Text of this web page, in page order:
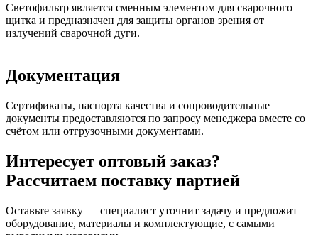
Светофильтр является сменным элементом для сварочного
щитка и предназначен для защиты органов зрения от
излучений сварочной дуги.
Документация
Сертификаты, паспорта качества и сопроводительные
документы предоставляются по запросу менеджера вместе со
счётом или отгрузочными документами.
Интересует оптовый заказ?
Рассчитаем поставку партией
Оставьте заявку — специалист уточнит задачу и предложит
оборудование, материалы и комплектующие, с самыми